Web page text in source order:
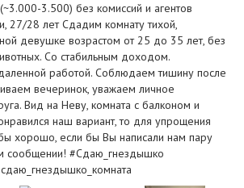
3.500) без комиссий и агентов
27/28 лет Сдадим комнату тихой,
девушке возрастом от 25 до 35 лет, без
Со стабильным доходом.
работой. Соблюдаем тишину после
вечеринок, уважаем личное
Вид на Неву, комната с балконом и
наш вариант, то для упрощения
хорошо, если бы Вы написали нам пару
сообщении! #Сдаю_гнездышко